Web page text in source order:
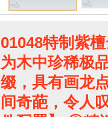
01048特制紫
为木中珍稀极
缀，具有画龙
间奇葩，令人